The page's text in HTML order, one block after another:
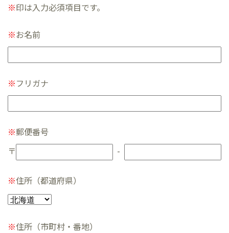
※印は入力必須項目です。
※お名前
※フリガナ
※郵便番号
-
※住所（都道府県）
※住所（市町村・番地）